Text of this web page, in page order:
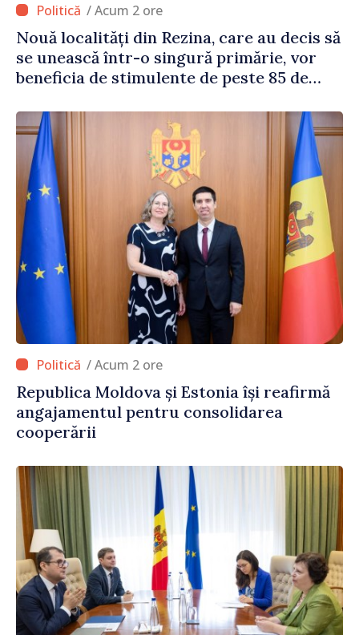
/ Acum 2 ore
Nouă localități din Rezina, care au decis să
se unească într-o singură primărie, vor
beneficia de stimulente de peste 85 de
/ Acum 2 ore
Republica Moldova și Estonia își reafirmă
angajamentul pentru consolidarea
cooperării